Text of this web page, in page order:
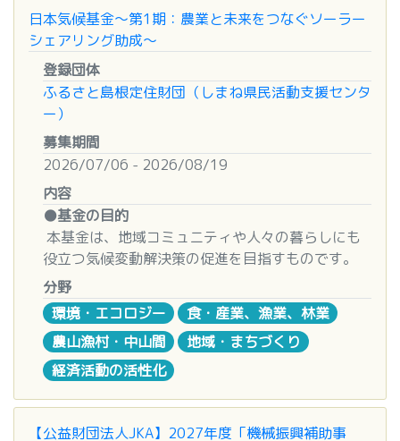
【 応募方法】
申請書類をダウンロードの上、記入例を参照
しながら、必要事項を記入してください。
申請書類フォーマットのダウンロードはこちらか
ら（今年度のフォーマットをご使用ください。）
・申請書フォーマットダウンロード
・実施計画書フォーマットダウンロード
申請書内容は簡潔に記入してください。（別紙参
照は不可）
申請書に記入する連絡先（電話番号、Eメールア
ドレス）は常時連絡が取れるものにしてくださ
い。連絡が取れない場合には、助成決定後でも無
効になる可能性があります。
「実施計画書」は６ページ以内に纏めてくださ
い。必要に応じて、追加資料にて詳細をご説明く
ださい。
「申請書」、「実施計画書」は、添付書類ととも
に、上記応募期間に当財団事務局宛て郵送してく
③ＮＰＯ法に基づくＮＰＯ法人
④公益財団法人、公益社団法人、一般財団法人、一
般社団法人
なお、応募の主体、及び構成員が暴力団その他反社
会的活動を行う団体等は応募対象としません。
支援事業数及び支援金
①支援事業数は3件程度
②支援金は、支援決定後令和11年度末までの計画
実現を条件として、1件あたり上限1,000万円
（精査した必要額を積算し必要な支援金額を明確に
してください。1,000万円未満の申請も歓迎しま
す。1年度の支援金上限額は500万円です）、
事業実施に必要不可欠なもの以外で、以下のような
経費は支援の対象となりません。
・応募団体、及びその構成団体の人件費、事務所維
持費等
等の経費
・プラン実施年だけで終了する試験的な取り組み等
別な取り組みをしている、個人及び団体
・社会的マイノリティのQOLに資する、前例のな
い挑戦的な取り組みや革新的な取り組みをしてい
る、個人及び団体
・社会的マイノリティに対し積極的に就労の機会を
与える活動をしている、個人及び団体
※1 QOL とは、クオリティ・オブ・ライフの略称
で、「生活の質」「人生の質」「生命の質」という
意味で、いかに自分らしい生活をするかといった点
に着目し、その質を高めることです。
■助成プログラム概要
Ⅰ．対象活動
(1) 社会的マイノリティ（障害者・発達障害・
LGBTQ等）に対する経済的、精神的、社会的自立
を支援する為の先進的、革新的な取り組み
整備と啓発活動
(3) 社会的マイノリティへの理解を広げる為の講演
日本気候基金〜第1期：農業と未来をつなぐソーラー
シェアリング助成〜
登録団体
ふるさと島根定住財団（しまね県民活動支援センタ
ー）
募集期間
2026/07/06 - 2026/08/19
内容
●基金の目的
本基金は、地域コミュニティや人々の暮らしにも
役立つ気候変動解決策の促進を目指すものです。
本基金の第1期は、営農型太陽光発電の普及に資す
る取り組みを支援することで、以下の実現を目指し
ます。
・農業者および当該地域コミュニティの気候変動に
対する耐久力・回復力（レジリエンス）の向上。
・農業経営の安定化および地域経済の持続可能性の
向上。
・再生可能エネルギーの普及による温室効果ガス排
分野
環境・エコロジー
食・産業、漁業、林業
農山漁村・中山間
地域・まちづくり
経済活動の活性化
【公益財団法人JKA】2027年度「機械振興補助事